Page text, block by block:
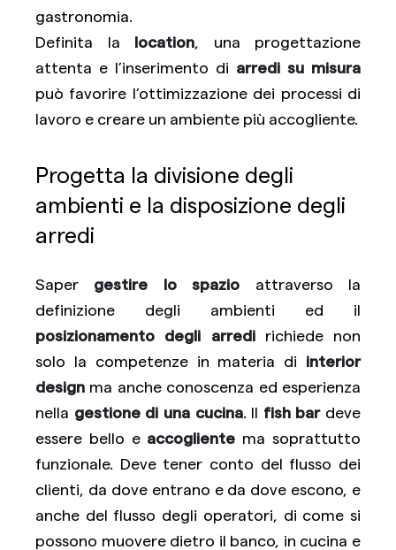
gastronomia.
Definita la location , una progettazione
attenta e l’inserimento di arredi su misura
può favorire l’ottimizzazione dei processi di
lavoro e creare un ambiente più accogliente.
Progetta la divisione degli
ambienti e la disposizione degli
arredi
Saper gestire lo spazio attraverso la
definizione degli ambienti ed il
posizionamento degli arredirichiede non
solo la competenze in materia di interior
design ma anche conoscenza ed esperienza
nella gestione di una cucina. Il fish bardeve
essere bello e accogliente ma soprattutto
funzionale. Deve tener conto del flusso dei
clienti, da dove entrano e da dove escono, e
anche del flusso degli operatori, di come si
possono muovere dietro il banco, in cucina e